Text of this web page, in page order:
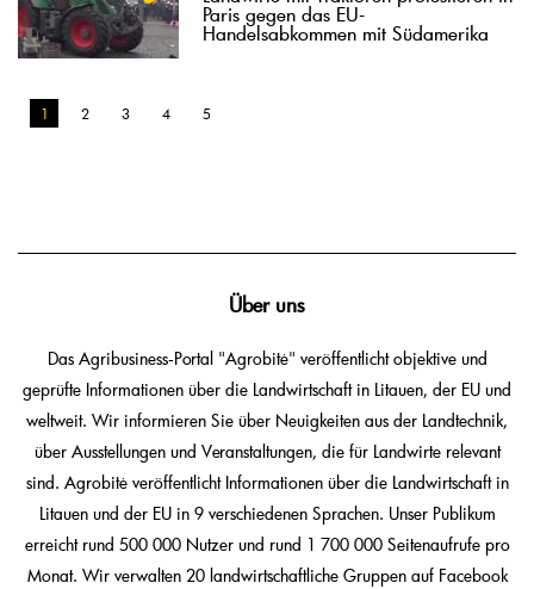
Paris gegen das EU-
Handelsabkommen mit Südamerika
1 2 3 4 5
Über uns
Das Agribusiness-Portal "Agrobitė" veröffentlicht objektive und
geprüfte Informationen über die Landwirtschaft in Litauen, der EU und
weltweit. Wir informieren Sie über Neuigkeiten aus der Landtechnik,
über Ausstellungen und Veranstaltungen, die für Landwirte relevant
sind. Agrobitė veröffentlicht Informationen über die Landwirtschaft in
Litauen und der EU in 9 verschiedenen Sprachen. Unser Publikum
erreicht rund 500 000 Nutzer und rund 1 700 000 Seitenaufrufe pro
Monat. Wir verwalten 20 landwirtschaftliche Gruppen auf Facebook